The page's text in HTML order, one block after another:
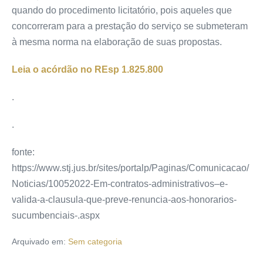
quando do procedimento licitatório, pois aqueles que
concorreram para a prestação do serviço se submeteram
à mesma norma na elaboração de suas propostas.
Leia o acórdão no REsp 1.825.800
.
.
fonte:
https://www.stj.jus.br/sites/portalp/Paginas/Comunicacao/
Noticias/10052022-Em-contratos-administrativos–e-
valida-a-clausula-que-preve-renuncia-aos-honorarios-
sucumbenciais-.aspx
Arquivado em: Sem categoria